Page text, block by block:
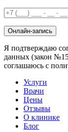
Онлайн-запись
Я подтверждаю
данных (закон
соглашаюсь с
Услуги
Врачи
Цены
Отзывы
О клинике
Блог